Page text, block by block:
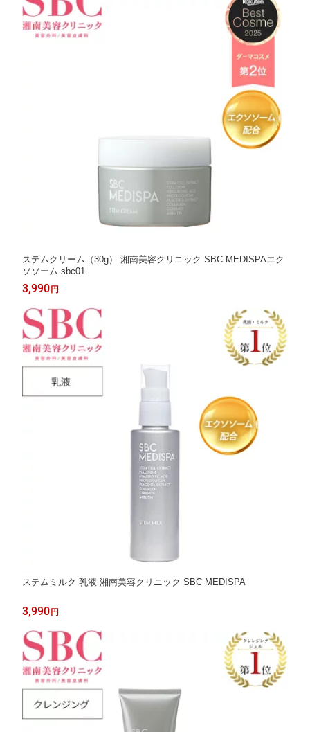
ステムクリーム（30g） 湘南美容クリニック SBC MEDISPAエク
ソソーム sbc01
3,990 円
ステムミルク 乳液 湘南美容クリニック SBC MEDISPA
3,990 円